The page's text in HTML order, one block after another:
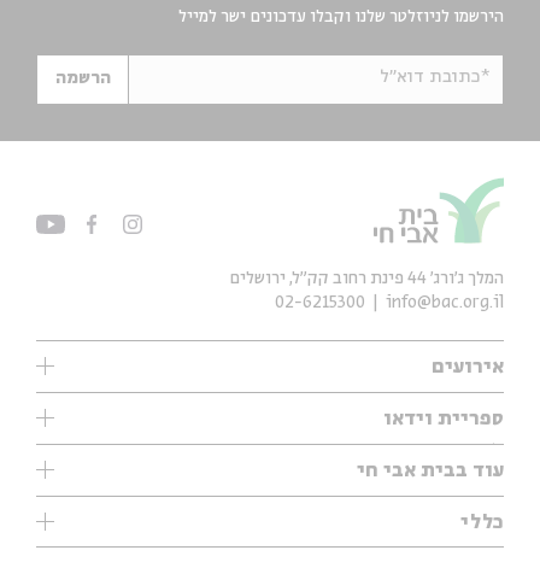
הירשמו לניוזלטר שלנו וקבלו עדכונים ישר למייל
*כתובת דוא"ל הרשמה
אירועים
עיון
אנגלית
נוער
ספריית וידאו
ילדים
מוזיקה
עיון
מיוחדים
עוד בבית אבי חי
תערוכות
מיוחדים
כללי
המלך ג'ורג' 44 פינת רחוב קק״ל, ירושלים
info@bac.org.il
02-6215300